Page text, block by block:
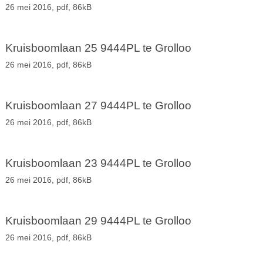
26 mei 2016, pdf, 86kB
Kruisboomlaan 25 9444PL te Grolloo
26 mei 2016, pdf, 86kB
Kruisboomlaan 27 9444PL te Grolloo
26 mei 2016, pdf, 86kB
Kruisboomlaan 23 9444PL te Grolloo
26 mei 2016, pdf, 86kB
Kruisboomlaan 29 9444PL te Grolloo
26 mei 2016, pdf, 86kB